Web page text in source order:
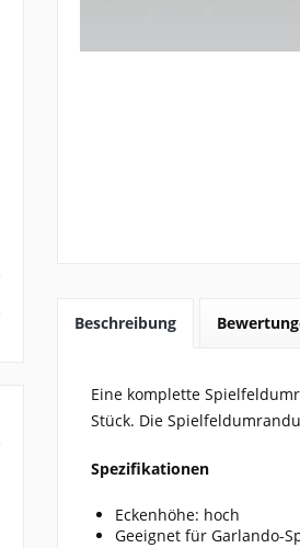
Beschreibung
Eine komplette
Stück. Die
Spezifikationen
Eckenhöhe: hoch
Geeignet für Garlando-